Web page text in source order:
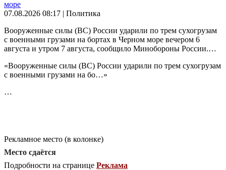
море
07.08.2026 08:17 | Политика
Вооруженные силы (ВС) России ударили по трем сухогрузам
с военными грузами на бортах в Черном море вечером 6
августа и утром 7 августа, сообщило Минобороны России.…
«Вооруженные силы (ВС) России ударили по трем сухогрузам
с военными грузами на бо…»
…
Рекламное место (в колонке)
Место сдаётся
Подробности на странице Реклама